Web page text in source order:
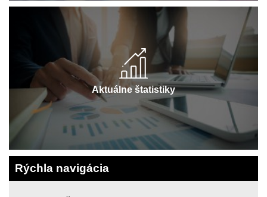
Aktuálne štatistiky
Rýchla navigácia